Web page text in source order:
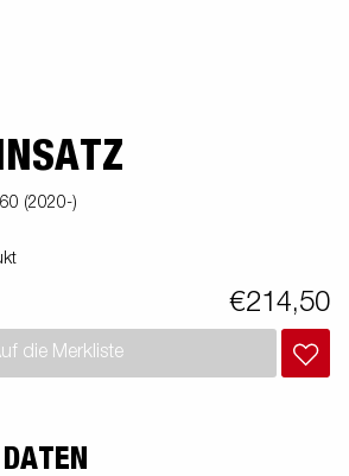
(2020-)
€214,50
die Merkliste